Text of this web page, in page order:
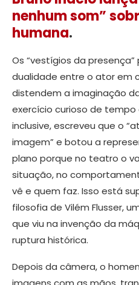
nenhum som”
humana.
Os “vestígios da
dualidade entre o ator em
distendem a imaginação
exercício curioso de tempo
inclusive, escreveu que o
imagem” e botou a
plano porque no teatro o
situação, no
vê e quem faz. Isso está
filosofia de Vilém Flusser,
que viu na invenção da
ruptura histórica.
Depois da câmera, o